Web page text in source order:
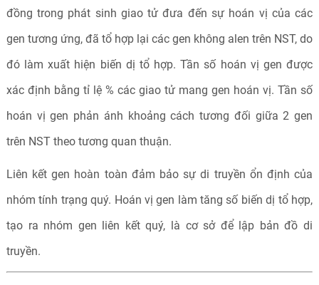
đồng trong phát sinh giao tử đưa đến sự hoán vị của các
gen tương ứng, đã tổ hợp lại các gen không alen trên NST, do
đó làm xuất hiện biến dị tổ hợp. Tần số hoán vị gen được
xác định bằng tỉ lệ % các giao tử mang gen hoán vị. Tần số
hoán vị gen phản ánh khoảng cách tương đối giữa 2 gen
trên NST theo tương quan thuận.
Liên kết gen hoàn toàn đảm bảo sự di truyền ổn định của
nhóm tính trạng quý. Hoán vị gen làm tăng số biến dị tổ hợp,
tạo ra nhóm gen liên kết quý, là cơ sở để lập bản đồ di
truyền.